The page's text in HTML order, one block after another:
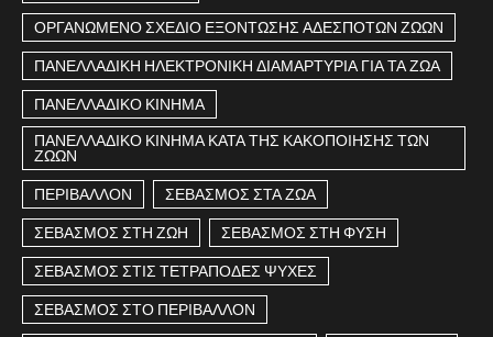
ΟΡΓΑΝΩΜΕΝΟ ΣΧΕΔΙΟ ΕΞΟΝΤΩΣΗΣ ΑΔΕΣΠΟΤΩΝ ΖΩΩΝ
ΠΑΝΕΛΛΑΔΙΚΗ ΗΛΕΚΤΡΟΝΙΚΗ ΔΙΑΜΑΡΤΥΡΙΑ ΓΙΑ ΤΑ ΖΩΑ
ΠΑΝΕΛΛΑΔΙΚΟ ΚΙΝΗΜΑ
ΠΑΝΕΛΛΑΔΙΚΟ ΚΙΝΗΜΑ ΚΑΤΑ ΤΗΣ ΚΑΚΟΠΟΙΗΣΗΣ ΤΩΝ
ΖΩΩΝ
ΠΕΡΙΒΑΛΛΟΝ ΣΕΒΑΣΜΟΣ ΣΤΑ ΖΩΑ
ΣΕΒΑΣΜΟΣ ΣΤΗ ΖΩΗ ΣΕΒΑΣΜΟΣ ΣΤΗ ΦΥΣΗ
ΣΕΒΑΣΜΟΣ ΣΤΙΣ ΤΕΤΡΑΠΟΔΕΣ ΨΥΧΕΣ
ΣΕΒΑΣΜΟΣ ΣΤΟ ΠΕΡΙΒΑΛΛΟΝ